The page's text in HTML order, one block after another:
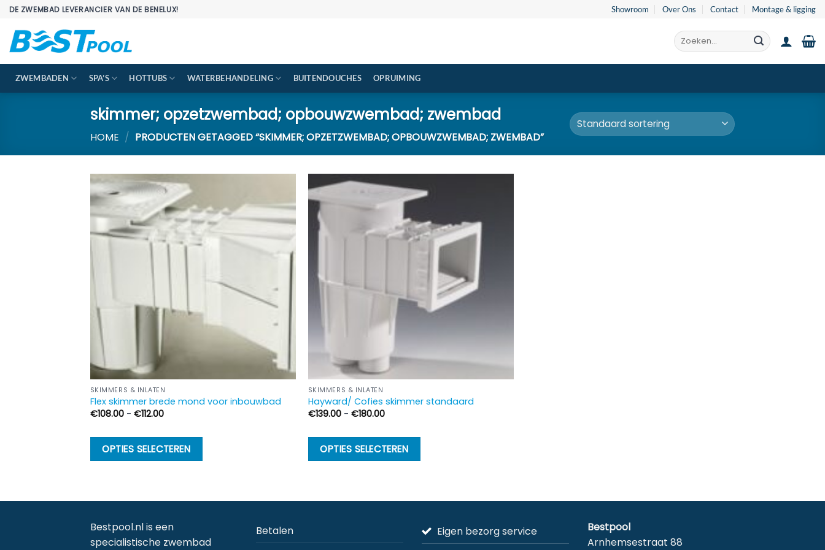
Ga
inhoud
DE ZWEMBAD LEVERANCIER VAN DE BENELUX! Showroom Over Ons Contact Montage & ligging
Zoeken
naar:
ZWEMBADEN SPA’S HOTTUBS WATERBEHANDELING BUITENDOUCHES OPRUIMING
skimmer; opzetzwembad; opbouwzwembad; zwembad
HOME / PRODUCTEN GETAGGED “SKIMMER; OPZETZWEMBAD; OPBOUWZWEMBAD; ZWEMBAD”
SKIMMERS & INLATEN
Flex skimmer brede mond voor inbouwbad
€108.00 - €112.00Prijsklasse:
€112.00
OPTIES SELECTEREN
variaties.
SKIMMERS & INLATEN
Hayward/ Cofies skimmer standaard
€139.00 - €180.00Prijsklasse:
€180.00
OPTIES SELECTEREN
variaties.
optie
Bestpool.nl is een
specialistische zwembad
Betalen
Eigen bezorg service
Bestpool
Arnhemsestraat 88